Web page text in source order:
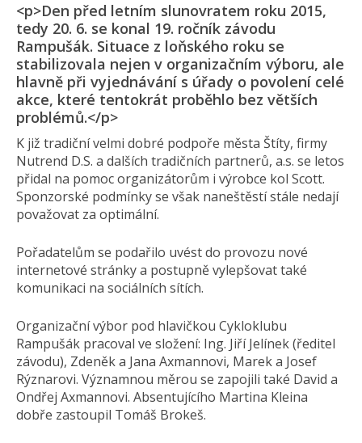
<p>Den před letním slunovratem roku 2015,
tedy 20. 6. se konal 19. ročník závodu
Rampušák. Situace z loňského roku se
stabilizovala nejen v organizačním výboru, ale
hlavně při vyjednávání s úřady o povolení celé
akce, které tentokrát proběhlo bez větších
problémů.</p>
K již tradiční velmi dobré podpoře města Štíty, firmy
Nutrend D.S. a dalších tradičních partnerů, a.s. se letos
přidal na pomoc organizátorům i výrobce kol Scott.
Sponzorské podmínky se však naneštěstí stále nedají
považovat za optimální.
Pořadatelům se podařilo uvést do provozu nové
internetové stránky a postupně vylepšovat také
komunikaci na sociálních sítích.
Organizační výbor pod hlavičkou Cykloklubu
Rampušák pracoval ve složení: Ing. Jiří Jelínek (ředitel
závodu), Zdeněk a Jana Axmannovi, Marek a Josef
Rýznarovi. Významnou měrou se zapojili také David a
Ondřej Axmannovi. Absentujícího Martina Kleina
dobře zastoupil Tomáš Brokeš.